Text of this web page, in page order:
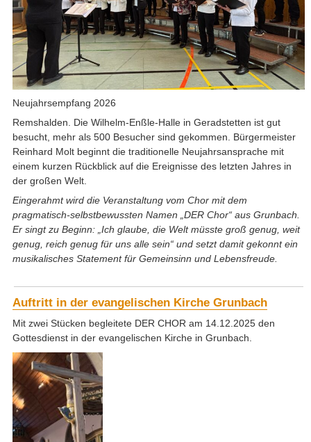
Neujahrsempfang 2026
Remshalden. Die Wilhelm-Enßle-Halle in Geradstetten ist gut
besucht, mehr als 500 Besucher sind gekommen. Bürgermeister
Reinhard Molt beginnt die traditionelle Neujahrsansprache mit
einem kurzen Rückblick auf die Ereignisse des letzten Jahres in
der großen Welt.
Eingerahmt wird die Veranstaltung vom Chor mit dem
pragmatisch-selbstbewussten Namen „DER Chor“ aus Grunbach.
Er singt zu Beginn: „Ich glaube, die Welt müsste groß genug, weit
genug, reich genug für uns alle sein“ und setzt damit gekonnt ein
musikalisches Statement für Gemeinsinn und Lebensfreude.
Auftritt in der evangelischen Kirche Grunbach
Mit zwei Stücken begleitete DER CHOR am 14.12.2025 den
Gottesdienst in der evangelischen Kirche in Grunbach.